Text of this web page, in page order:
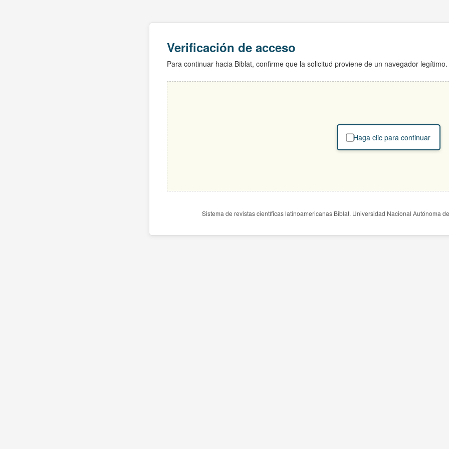
Verificación de acceso
Para continuar hacia Biblat, confirme que la solicitud proviene de un navegador legítimo.
Haga clic para continuar
Sistema de revistas científicas latinoamericanas Biblat. Universidad Nacional Autónoma